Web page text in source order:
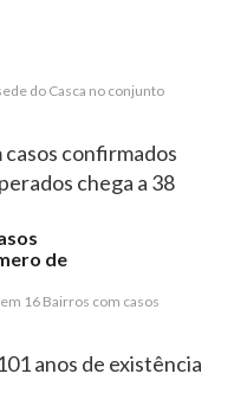
do Casca no conjunto
de
16 Bairros com casos